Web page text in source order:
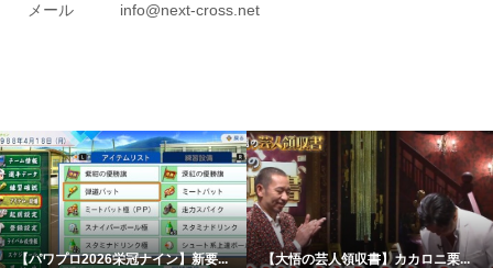
メール info@next-cross.net
【パワプロ2026栄冠ナイン】新要... 【大悟の芸人領収書】カカロニ栗...